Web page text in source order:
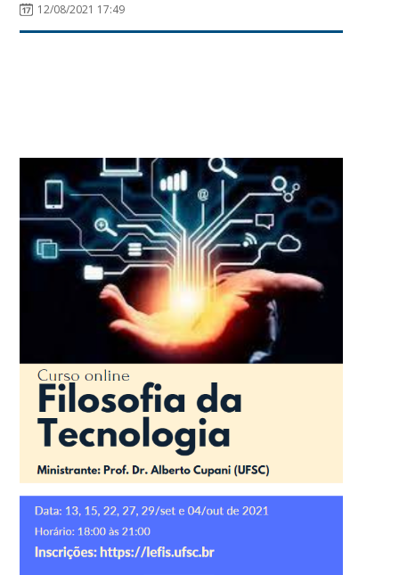
12/08/2021 17:49